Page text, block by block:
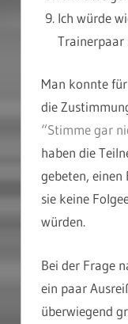
Ich würde
Trainerpaar
Man konnte
die
“Stimme gar
haben die
gebeten, einen
sie keine
würden.
Bei der Frage
ein paar
überwiegend